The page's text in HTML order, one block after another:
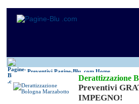
Preventivi Pagine-Blu .com Home
Derattizzazione
Preventivi
IMPEGNO!